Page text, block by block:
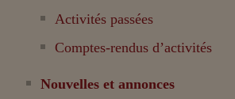
Activités passées
Comptes-rendus d’activités
Nouvelles et annonces